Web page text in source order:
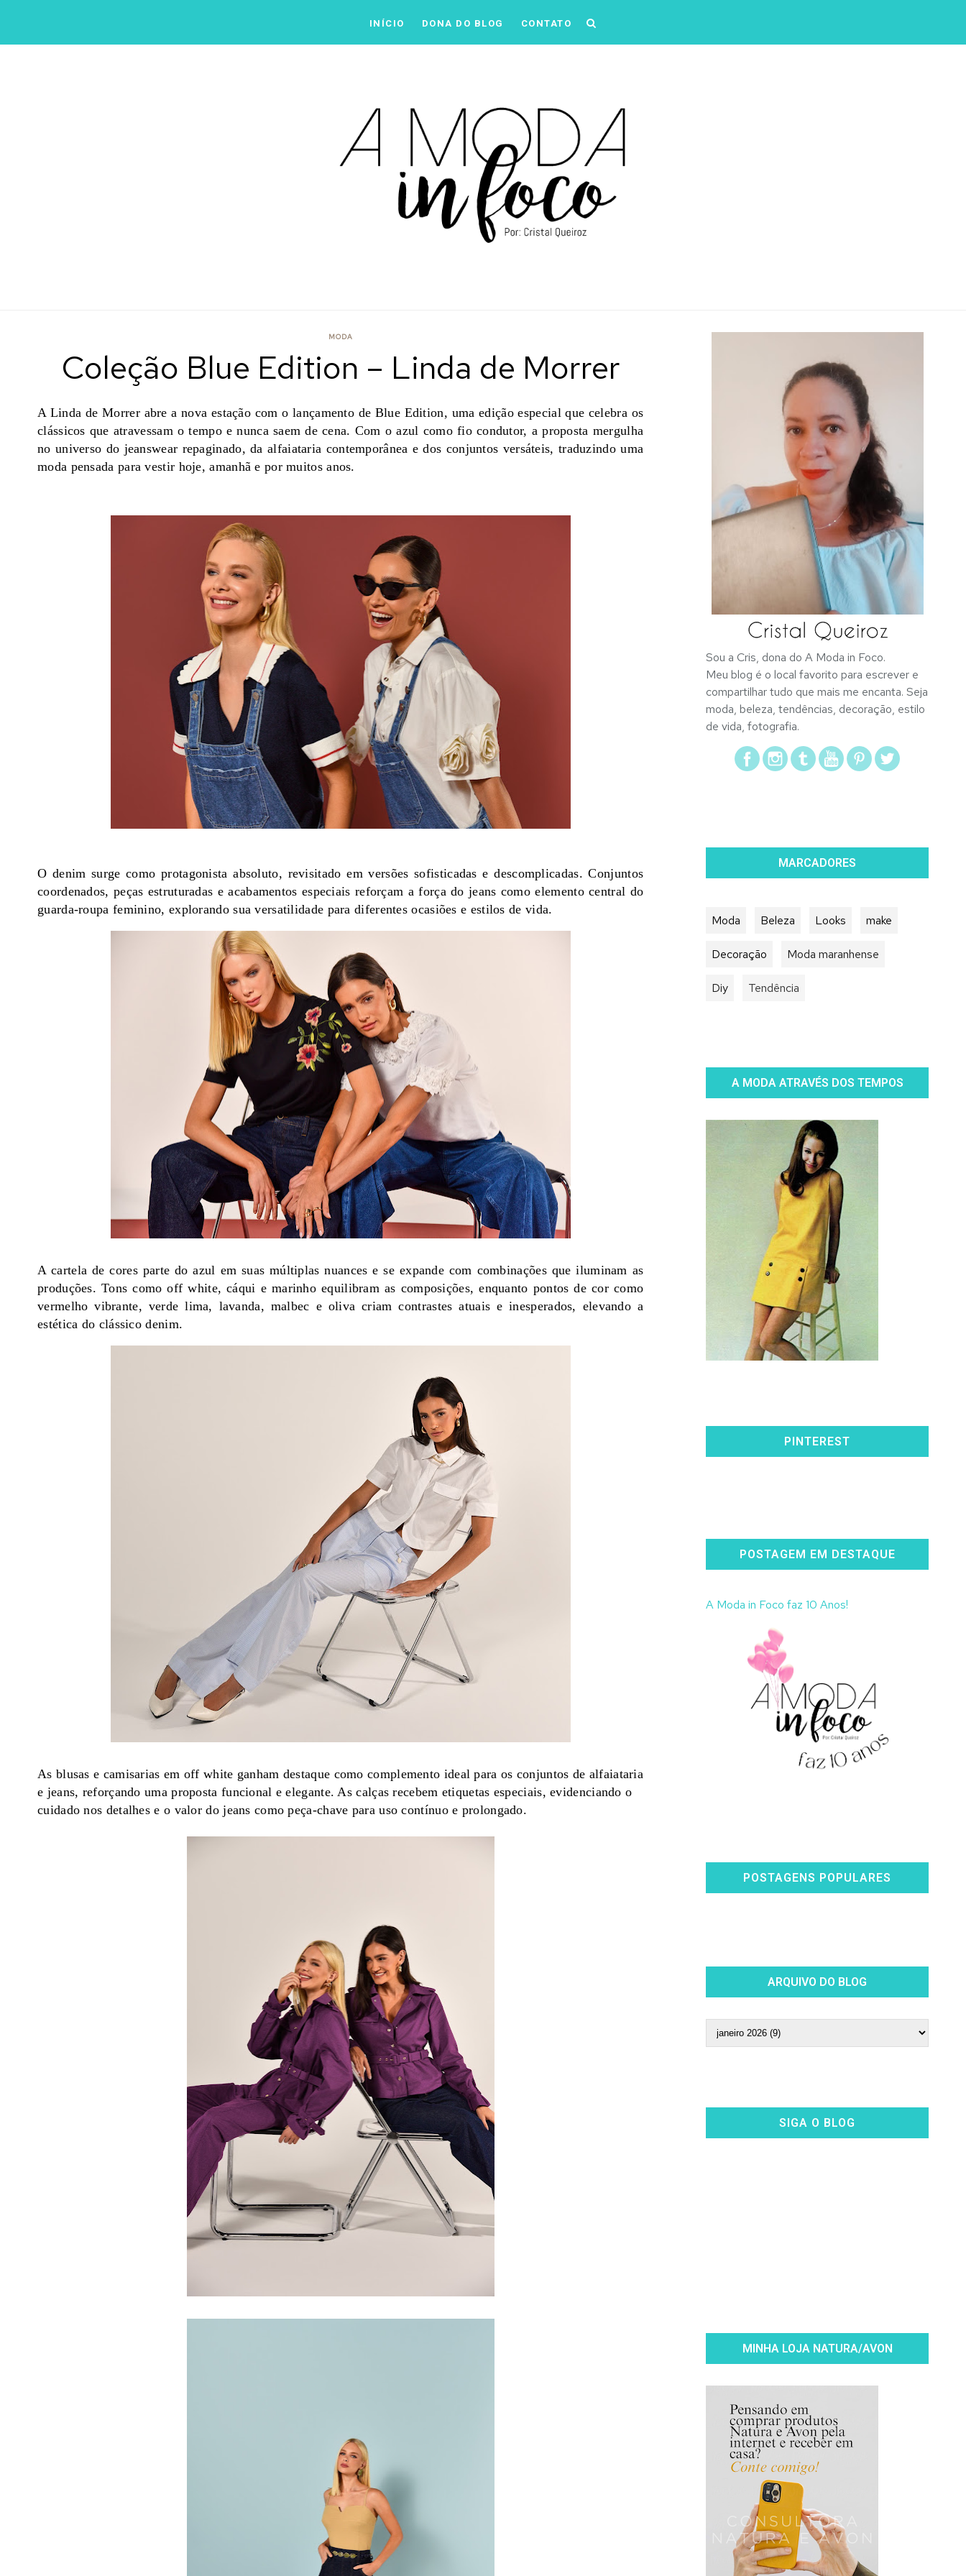
INÍCIO DONA DO BLOG CONTATO
MODA
Coleção Blue Edition – Linda de Morrer
A Linda de Morrer abre a nova estação com o lançamento de Blue Edition, uma edição especial que celebra os
clássicos que atravessam o tempo e nunca saem de cena. Com o azul como fio condutor, a proposta mergulha
no universo do jeanswear repaginado, da alfaiataria contemporânea e dos conjuntos versáteis, traduzindo uma
moda pensada para vestir hoje, amanhã e por muitos anos.
O denim surge como protagonista absoluto, revisitado em versões sofisticadas e descomplicadas. Conjuntos
coordenados, peças estruturadas e acabamentos especiais reforçam a força do jeans como elemento central do
guarda-roupa feminino, explorando sua versatilidade para diferentes ocasiões e estilos de vida.
A cartela de cores parte do azul em suas múltiplas nuances e se expande com combinações que iluminam as
produções. Tons como off white, cáqui e marinho equilibram as composições, enquanto pontos de cor como
vermelho vibrante, verde lima, lavanda, malbec e oliva criam contrastes atuais e inesperados, elevando a
estética do clássico denim.
As blusas e camisarias em off white ganham destaque como complemento ideal para os conjuntos de alfaiataria
e jeans, reforçando uma proposta funcional e elegante. As calças recebem etiquetas especiais, evidenciando o
cuidado nos detalhes e o valor do jeans como peça-chave para uso contínuo e prolongado.
Sou a Cris, dona do A Moda in Foco.
Meu blog é o local favorito para escrever e
compartilhar tudo que mais me encanta. Seja
moda, beleza, tendências, decoração, estilo
de vida, fotografia.
MARCADORES
Moda Beleza Looks make
Decoração Moda maranhense
Diy Tendência
A MODA ATRAVÉS DOS TEMPOS
PINTEREST
POSTAGEM EM DESTAQUE
A Moda in Foco faz 10 Anos!
POSTAGENS POPULARES
ARQUIVO DO BLOG
SIGA O BLOG
MINHA LOJA NATURA/AVON